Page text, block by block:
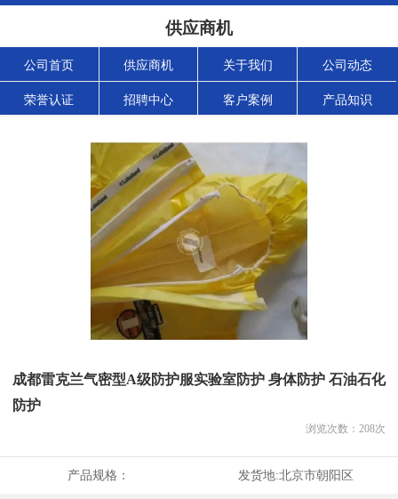
供应商机
公司首页 供应商机 关于我们 公司动态
荣誉认证 招聘中心 客户案例 产品知识
成都雷克兰气密型A级防护服实验室防护 身体防护 石油石化
防护
浏览次数： 208次
产品规格： 发货地:北京市朝阳区